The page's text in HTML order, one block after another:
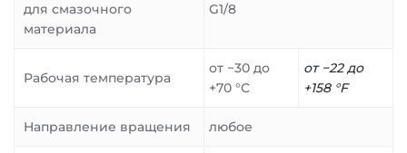
для смазочного
материала
G1/8
Рабочая температура
от −30 до
+70 °C
от −22 до
+158 °F
Направление вращения любое